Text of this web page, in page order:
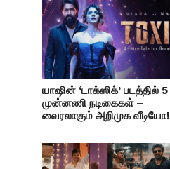
யாஷின் ‘டாக்ஸிக்’ படத்தில் 5
முன்னணி நடிகைகள் –
வைரலாகும் அறிமுக வீடியோ!